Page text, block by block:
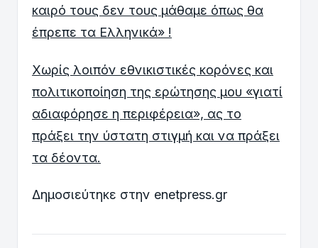
καιρό τους δεν τους μάθαμε όπως θα
έπρεπε τα Ελληνικά» !
Χωρίς λοιπόν εθνικιστικές κορόνες και
πολιτικοποίηση της ερώτησης μου «γιατί
αδιαφόρησε η περιφέρεια», ας το
πράξει την ύστατη στιγμή και να πράξει
τα δέοντα.
Δημοσιεύτηκε στην enetpress.gr